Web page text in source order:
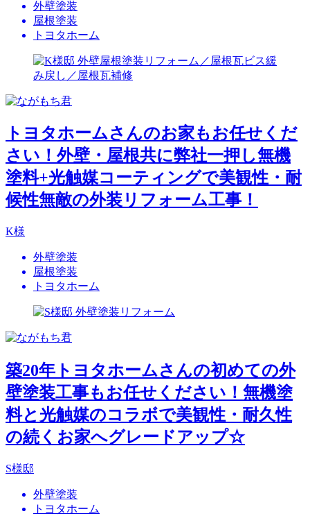
外壁塗装
屋根塗装
トヨタホーム
トヨタホームさんのお家もお任せくだ
さい！外壁・屋根共に弊社一押し無機
塗料+光触媒コーティングで美観性・耐
候性無敵の外装リフォーム工事！
K様
外壁塗装
屋根塗装
トヨタホーム
築20年トヨタホームさんの初めての外
壁塗装工事もお任せください！無機塗
料と光触媒のコラボで美観性・耐久性
の続くお家へグレードアップ☆
S様邸
外壁塗装
トヨタホーム